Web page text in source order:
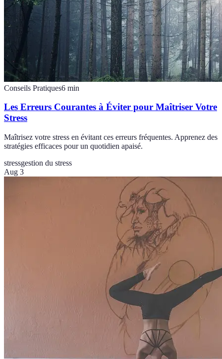
Conseils Pratiques6 min
Les Erreurs Courantes à Éviter pour Maîtriser Votre
Stress
Maîtrisez votre stress en évitant ces erreurs fréquentes. Apprenez des
stratégies efficaces pour un quotidien apaisé.
stressgestion du stress
Aug 3